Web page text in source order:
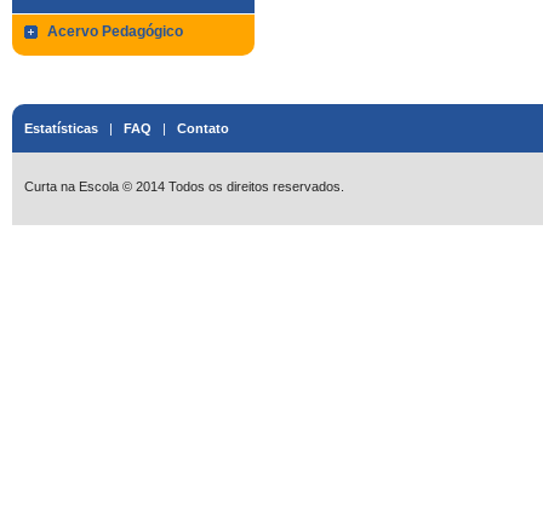
Acervo Pedagógico
Estatísticas | FAQ | Contato
Curta na Escola © 2014 Todos os direitos reservados.